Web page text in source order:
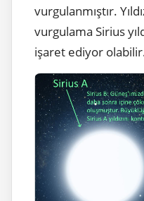
vurgulanmıştır.
vurgulama Sirius
işaret ediyor